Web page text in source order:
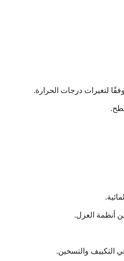
لتغيرات درجات الحرارة.
أنظمة العزل.
التكييف والتسخين.